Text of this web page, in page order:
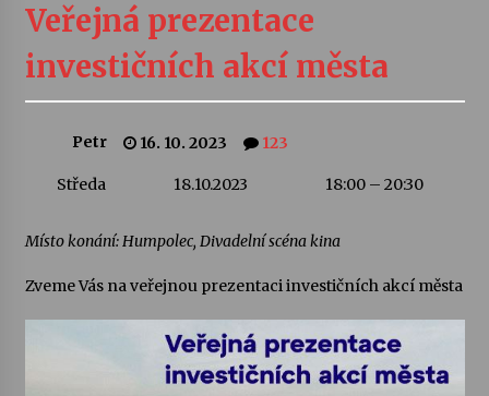
Vernisáž výstavy Josefíny Duškové: Stávám se
kapkou
Veselí muzikanti
Pozvánka na integrační festival Quijotova
28. 7. 2026
Letní koncerty ve Stromovce: Kolchoz a
Jenakaši
28. 7. 2026
Veřejná prezentace
investičních akcí města
Petr 16. 10. 2023 123
Středa 18.10.2023 18:00 – 20:30
Místo konání: Humpolec, Divadelní scéna kina
Zveme Vás na veřejnou prezentaci investičních akcí města